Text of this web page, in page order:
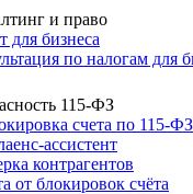
и право
для бизнеса
по налогам для
115-ФЗ
счета по 115-ФЗ
ассистент
контрагентов
от блокировок счёта